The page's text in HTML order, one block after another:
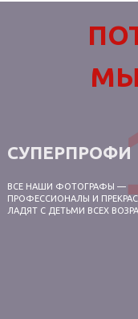
ВСЕ НАШИ ФОТОГРАФЫ —
ПРОФЕССИОНАЛЫ И
ЛАДЯТ С ДЕТЬМИ ВСЕХ
СУПЕРПРОФИ